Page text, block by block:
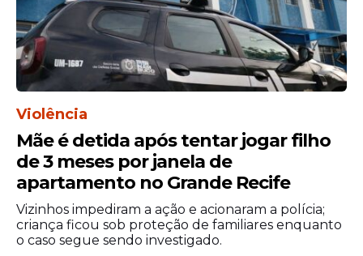
de 44ºC, maior temperatura desde 2024.
Conforme a pesquisadora, ela avalia que o
calor excessivo não é um desafio apenas
da cidade do Rio de Janeiro, mas um
problema que precisa ser repensado por
diferentes sistemas de gestão pública e
pela sociedade.
“Hidratação, por exemplo, é essencial. A
prefeitura municipal [do Rio de Janeiro]
disponibilizou pela cidade diferentes
pontos de hidratação gratuita, mas
Violência
Mãe é detida após tentar jogar filho
de 3 meses por janela de
apartamento no Grande Recife
Vizinhos impediram a ação e acionaram a polícia;
criança ficou sob proteção de familiares enquanto
o caso segue sendo investigado.